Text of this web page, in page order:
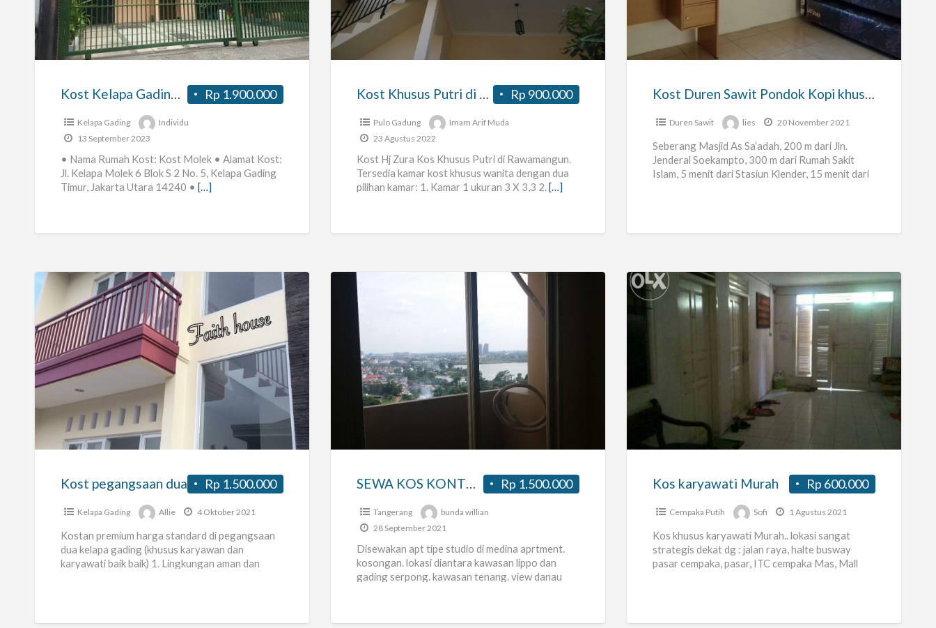
Kelapa
Gading
di
Jakarta
Utara
Molek
Putra/Putri
Rp 1.900.000
Kost Kelapa Gading di Kelapa Gading, Jakarta Utara Kost Molek Putra/Putri
Kelapa Gading
Individu
13 September 2023
• Nama Rumah Kost: Kost Molek • Alamat Kost:
Jl. Kelapa Molek 6 Blok S 2 No. 5, Kelapa Gading
Timur, Jakarta Utara 14240 • […]
Khusus
Putri
di
Rp 900.000
Kost Khusus Putri di Rawamangun
Pulo Gadung
Imam Arif Muda
23 Agustus 2022
Kost Hj Zura Kos Khusus Putri di Rawamangun.
Tersedia kamar kost khusus wanita dengan dua
pilihan kamar: 1. Kamar 1 ukuran 3 X 3,3 2.[…]
Sawit
Pondok
Putri,
Kost Duren Sawit Pondok Kopi khusus Putri, AC || 200 m RS Islam
Duren Sawit lies 20 November 2021
Seberang Masjid As Sa’adah, 200 m dari Jln.
Jenderal Soekampto, 300 m dari Rumah Sakit
Islam, 5 menit dari Stasiun Klender, 15 menit dari
Kost
pegangsaan
Rp 1.500.000
Kost pegangsaan dua
Kelapa Gading Allie 4 Oktober 2021
Kostan premium harga standard di pegangsaan
dua kelapa gading (khusus karyawan dan
karyawati baik baik) 1. Lingkungan aman dan
SEWA
Rp 1.500.000
SEWA KOS KONTRAK APARTEMEN UNFURNISHED BULANAN
Tangerang
bunda willian
28 September 2021
Disewakan apt tipe studio di medina aprtment.
kosongan. lokasi diantara kawasan lippo dan
gading serpong. kawasan tenang. view danau
Kos
karyawati
Murah
Rp 600.000
Kos karyawati Murah
Cempaka Putih Sofi 1 Agustus 2021
Kos khusus karyawati Murah.. lokasi sangat
strategis dekat dg : jalan raya, halte busway
pasar cempaka, pasar, ITC cempaka Mas, Mall